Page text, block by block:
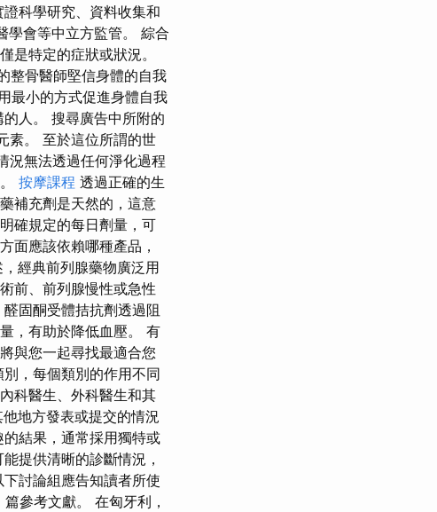
科學研究、資料收集和
學會等中立方監管。 綜合
是特定的症狀或狀況。
整骨醫師堅信身體的自我
最小的方式促進身體自我
人。 搜尋廣告中所附的
素。 至於這位所謂的世
況無法透過任何淨化過程
按摩課程 透過正確的生
補充劑是天然的，這意
確規定的每日劑量，可
面應該依賴哪種產品，
經典前列腺藥物廣泛用
前、前列腺慢性或急性
固酮受體拮抗劑透過阻
，有助於降低血壓。 有
與您一起尋找最適合您
，每個類別的作用不同
科醫生、外科醫生和其
地方發表或提交的情況
結果，通常採用獨特或
提供清晰的診斷情況，
討論組應告知讀者所使
參考文獻。 在匈牙利，